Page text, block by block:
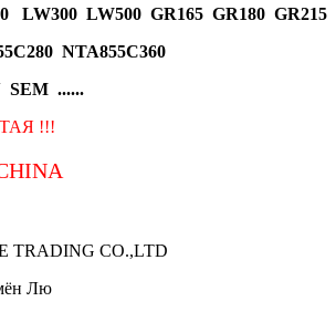
LW300 LW500 GR165 GR180 GR215
NTA855C360
SEM ......
!!!
TRADING CO.,LTD
Лю